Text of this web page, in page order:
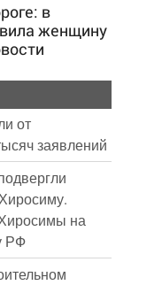
в
женщину
от
заявлений
на
РФ